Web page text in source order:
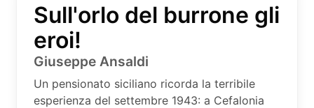
Sull'orlo del burrone gli
eroi!
Giuseppe Ansaldi
Un pensionato siciliano ricorda la terribile
esperienza del settembre 1943: a Cefalonia